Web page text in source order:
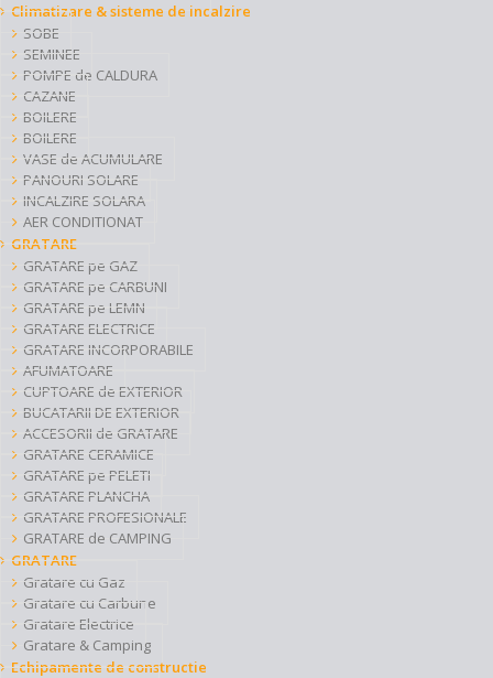
Climatizare & sisteme de incalzire
SOBE
SEMINEE
POMPE de CALDURA
CAZANE
BOILERE
BOILERE
VASE de ACUMULARE
PANOURI SOLARE
INCALZIRE SOLARA
AER CONDITIONAT
GRATARE
GRATARE pe GAZ
GRATARE pe CARBUNI
GRATARE pe LEMN
GRATARE ELECTRICE
GRATARE INCORPORABILE
AFUMATOARE
CUPTOARE de EXTERIOR
BUCATARII DE EXTERIOR
ACCESORII de GRATARE
GRATARE CERAMICE
GRATARE pe PELETI
GRATARE PLANCHA
GRATARE PROFESIONALE
GRATARE de CAMPING
GRATARE
Gratare cu Gaz
Gratare cu Carbune
Gratare Electrice
Gratare & Camping
Echipamente de constructie